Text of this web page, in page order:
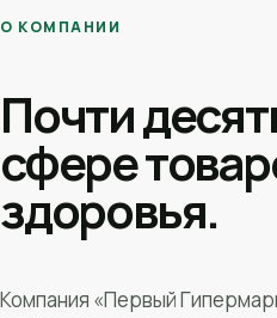
О КОМПАНИИ
Почти
сфере
здоровья.
Компания «Первый